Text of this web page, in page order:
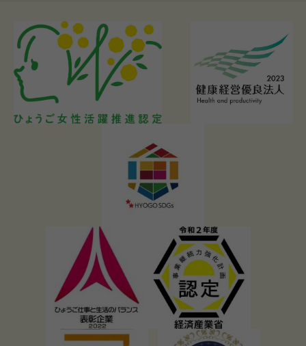
プレゼントに人気の食品
札幌味噌ラーメンの歴史と特徴を徹底解説
【家系ラーメン完全ガイド】本家はどこ？歴史から特徴、ラーメ
ン界への衝撃まで徹底解説！
【40代・50代・60代男性へ】奈良発祥の魂！天理ラーメンの歴
代・60代男性を虜にする魅力の変遷と味わい方